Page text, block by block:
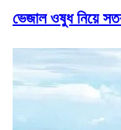
ভেজাল ওষুধ নিয়ে